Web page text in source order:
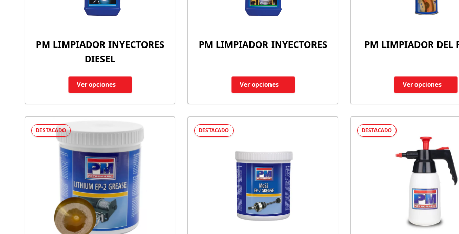
PM LIMPIADOR INYECTORES
DIESEL
Ver opciones
PM LIMPIADOR INYECTORES
Ver opciones
PM LIMPIADOR DEL
Ver opciones
DESTACADO DESTACADO DESTACADO